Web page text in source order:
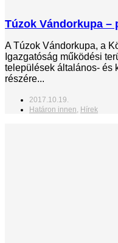
Túzok Vándorkupa –
A Túzok Vándorkupa, a
Igazgatóság működési
települések általános- és
részére...
2017.10.19.
Határon innen Hírek